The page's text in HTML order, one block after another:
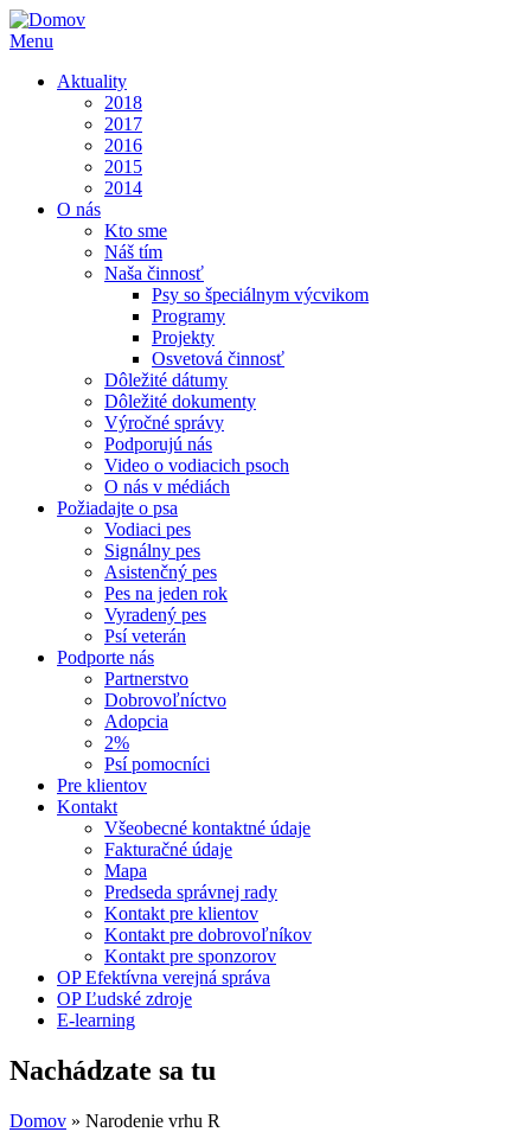
Menu
Aktuality
2018
2017
2016
2015
2014
O nás
Kto sme
Náš tím
Naša činnosť
Psy so špeciálnym výcvikom
Programy
Projekty
Osvetová činnosť
Dôležité dátumy
Dôležité dokumenty
Výročné správy
Podporujú nás
Video o vodiacich psoch
O nás v médiách
Požiadajte o psa
Vodiaci pes
Signálny pes
Asistenčný pes
Pes na jeden rok
Vyradený pes
Psí veterán
Podporte nás
Partnerstvo
Dobrovoľníctvo
Adopcia
2%
Psí pomocníci
Pre klientov
Kontakt
Všeobecné kontaktné údaje
Fakturačné údaje
Mapa
Predseda správnej rady
Kontakt pre klientov
Kontakt pre dobrovoľníkov
Kontakt pre sponzorov
OP Efektívna verejná správa
OP Ľudské zdroje
E-learning
Nachádzate sa tu
Domov » Narodenie vrhu R